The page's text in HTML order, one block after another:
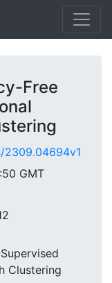
Free
GMT
Clustering